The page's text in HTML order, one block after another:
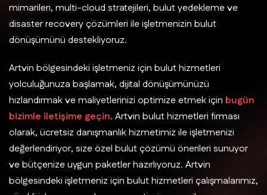
mimarileri, multi-cloud stratejileri, bulut yedekleme ve
disaster recovery çözümleri ile işletmenizin bulut
dönüşümünü destekliyoruz.
Artvin bölgesindeki işletmeniz için bulut hizmetleri
yolculuğunuza başlamak, dijital dönüşümünüzü
hızlandırmak ve maliyetlerinizi optimize etmek için bugün
bizimle iletişime geçin. Artvin bulut hizmetleri firması
olarak, ücretsiz danışmanlık hizmetimiz ile işletmenizi
değerlendiriyor, size özel bulut çözümü önerileri sunuyor
ve bütçenize uygun paketler hazırlıyoruz. Artvin
bölgesindeki işletmeniz için bulut hizmetleri çalışmalarımız,